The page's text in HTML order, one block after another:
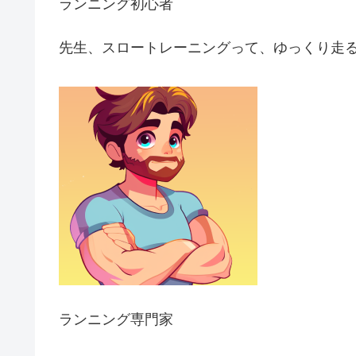
先生、スロートレーニングって、ゆっくり走
ランニング専門家